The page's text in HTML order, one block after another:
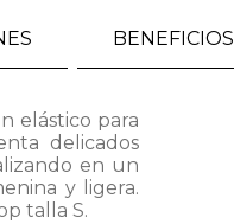
BENEFICIOS
elástico para
delicados
en un
y ligera.
talla S.